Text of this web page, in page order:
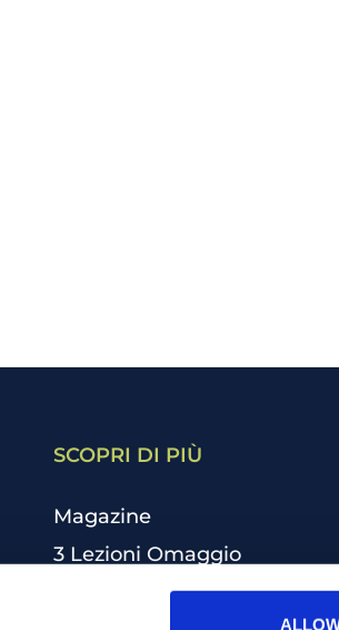
SCOPRI DI PIÙ
Magazine
3 Lezioni Omaggio